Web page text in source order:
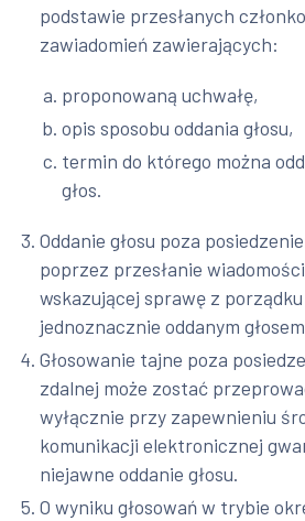
podstawie przesłanych
zawiadomień zawierających:
proponowaną uchwałę,
opis sposobu oddania głosu,
termin do którego można
głos.
Oddanie głosu poza
poprzez przesłanie
wskazującej sprawę z
jednoznacznie oddanym
Głosowanie tajne poza
zdalnej może zostać
wyłącznie przy zapewnieniu
komunikacji elektronicznej
niejawne oddanie głosu.
O wyniku głosowań w trybie